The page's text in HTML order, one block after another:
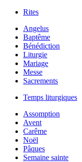
Rites
Angelus
Baptême
Bénédiction
Liturgie
Mariage
Messe
Sacrements
Temps liturgiques
Assomption
Avent
Carême
Noël
Pâques
Semaine sainte